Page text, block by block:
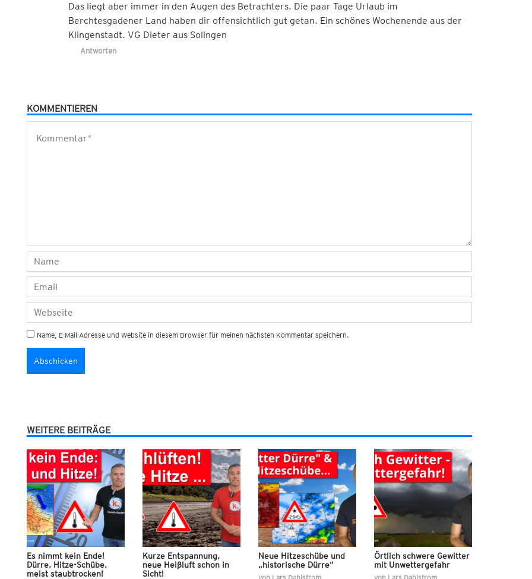
Das liegt aber immer in den Augen des Betrachters. Die paar Tage Urlaub im
Berchtesgadener Land haben dir offensichtlich gut getan. Ein schönes Wochenende aus der
Klingenstadt. VG Dieter aus Solingen
Antworten
KOMMENTIEREN
Name, E-Mail-Adresse und Website in diesem Browser für meinen nächsten Kommentar speichern.
WEITERE BEITRÄGE
Es nimmt kein Ende!
Dürre, Hitze-Schübe,
meist staubtrocken!
Kurze Entspannung,
neue Heißluft schon in
Sicht!
Neue Hitzeschübe und
„historische Dürre“
Örtlich schwere Gewitter
mit Unwettergefahr